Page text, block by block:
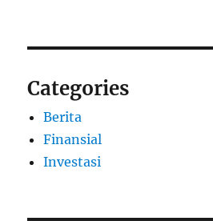
Categories
Berita
Finansial
Investasi